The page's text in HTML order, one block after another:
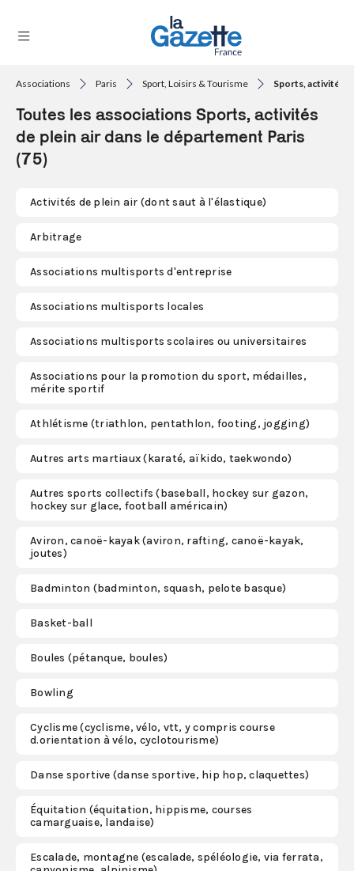
RÉGIONS
FORMATS
TENDANCES
SERVICES
GAZETTE
connecter
S'abonner
Associations Paris Sport, Loisirs & Tourisme Sports, activités
Toutes les associations Sports, activités
de plein air dans le département Paris
(75)
Activités de plein air (dont saut à l'élastique)
Arbitrage
Associations multisports d'entreprise
Associations multisports locales
Associations multisports scolaires ou universitaires
Associations pour la promotion du sport, médailles,
mérite sportif
Athlétisme (triathlon, pentathlon, footing, jogging)
Autres arts martiaux (karaté, aïkido, taekwondo)
Autres sports collectifs (baseball, hockey sur gazon,
hockey sur glace, football américain)
Aviron, canoë-kayak (aviron, rafting, canoë-kayak,
joutes)
Badminton (badminton, squash, pelote basque)
Basket-ball
Boules (pétanque, boules)
Bowling
Cyclisme (cyclisme, vélo, vtt, y compris course
d.orientation à vélo, cyclotourisme)
Danse sportive (danse sportive, hip hop, claquettes)
Équitation (équitation, hippisme, courses
camarguaise, landaise)
Escalade, montagne (escalade, spéléologie, via ferrata,